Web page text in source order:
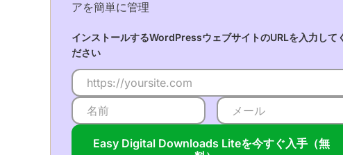
アを簡単に管理
インストールするWordPressウェブサイトのURLを入力して
ださい
Easy Digital Downloads Liteを今すぐ入手（無